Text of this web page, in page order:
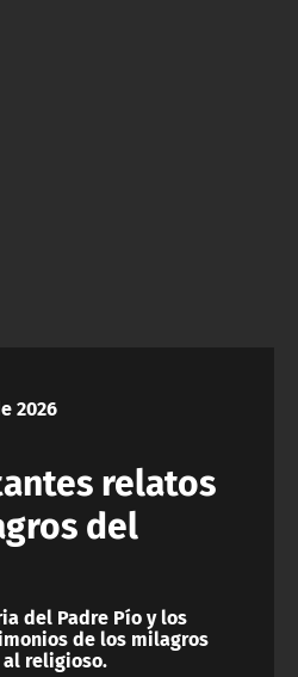
2026
relatos
del
del Padre Pío y los
de los milagros
religioso.